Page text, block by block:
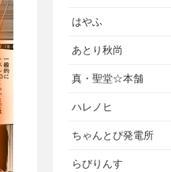
はやふ
あとり秋尚
真・聖堂☆本舗
ハレノヒ
ちゃんとぴ発電所
らびりんす